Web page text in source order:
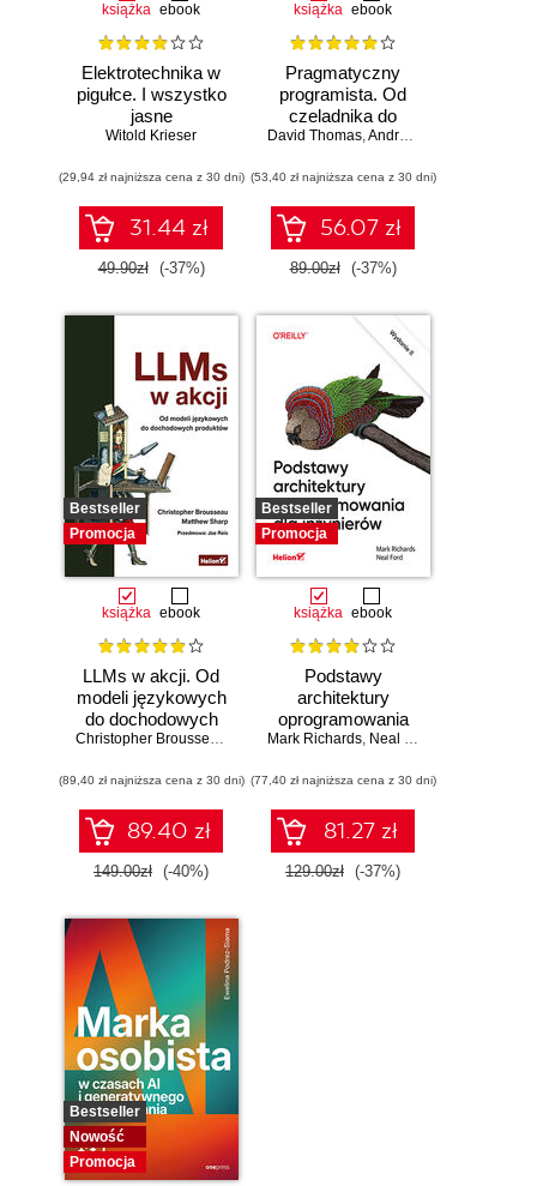
książka ebook
Elektrotechnika w
pigułce. I wszystko
jasne
Witold Krieser
(29,94 zł najniższa cena z 30 dni)
31.44 zł
49.90zł (-37%)
książka ebook
Pragmatyczny
programista. Od
czeladnika do
mistrza. Wydanie II
David Thomas,Andrew Hunt
(53,40 zł najniższa cena z 30 dni)
56.07 zł
89.00zł (-37%)
Bestseller
Promocja
książka ebook
LLMs w akcji. Od
modeli językowych
do dochodowych
produktów
Christopher Brousseau Matt Sharp
(89,40 zł najniższa cena z 30 dni)
89.40 zł
149.00zł (-40%)
Bestseller
Promocja
książka ebook
Podstawy
architektury
oprogramowania
dla inżynierów.
Mark Richards, Neal Ford
(77,40 zł najniższa cena z 30 dni)
81.27 zł
129.00zł (-37%)
Bestseller
Nowość
Promocja